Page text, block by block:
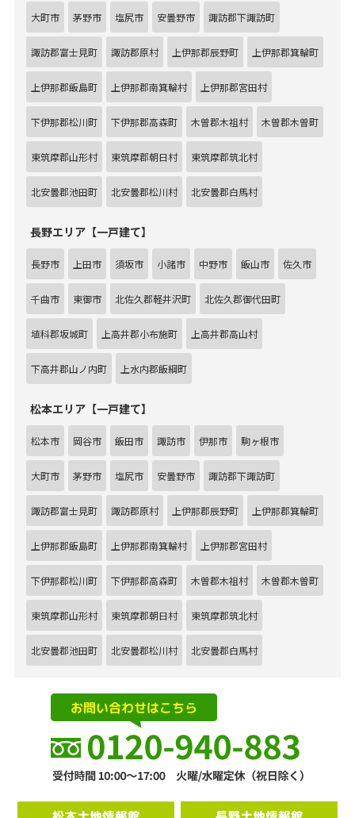
大町市 茅野市 塩尻市 安曇野市 諏訪郡下諏訪町
諏訪郡富士見町 諏訪郡原村 上伊那郡辰野町 上伊那郡箕輪町
上伊那郡飯島町 上伊那郡南箕輪村 上伊那郡宮田村
下伊那郡松川町 下伊那郡高森町 木曽郡木祖村 木曽郡木曽町
東筑摩郡山形村 東筑摩郡朝日村 東筑摩郡筑北村
北安曇郡池田町 北安曇郡松川村 北安曇郡白馬村
長野エリア【一戸建て】
長野市 上田市 須坂市 小諸市 中野市 飯山市 佐久市
千曲市 東御市 北佐久郡軽井沢町 北佐久郡御代田町
埴科郡坂城町 上高井郡小布施町 上高井郡高山村
下高井郡山ノ内町 上水内郡飯綱町
松本エリア【一戸建て】
松本市 岡谷市 飯田市 諏訪市 伊那市 駒ヶ根市
大町市 茅野市 塩尻市 安曇野市 諏訪郡下諏訪町
諏訪郡富士見町 諏訪郡原村 上伊那郡辰野町 上伊那郡箕輪町
上伊那郡飯島町 上伊那郡南箕輪村 上伊那郡宮田村
下伊那郡松川町 下伊那郡高森町 木曽郡木祖村 木曽郡木曽町
東筑摩郡山形村 東筑摩郡朝日村 東筑摩郡筑北村
北安曇郡池田町 北安曇郡松川村 北安曇郡白馬村